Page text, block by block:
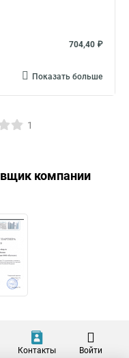
704,40 ₽
Показать больше
1
компании
Контакты Войти